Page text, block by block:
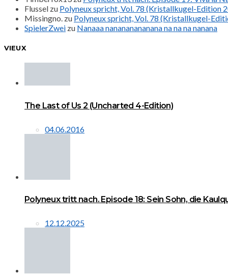
Flussel zu Polyneux spricht, Vol. 78 (Kristallkugel-Edition
Missingno. zu Polyneux spricht, Vol. 78 (Kristallkugel-
SpielerZwei zu Nanaaa nanananananana na na na nanana
VIEUX
The Last of Us 2 (Uncharted 4-Edition)
04.06.2016
Polyneux tritt nach. Episode 18: Sein Sohn, die
12.12.2025